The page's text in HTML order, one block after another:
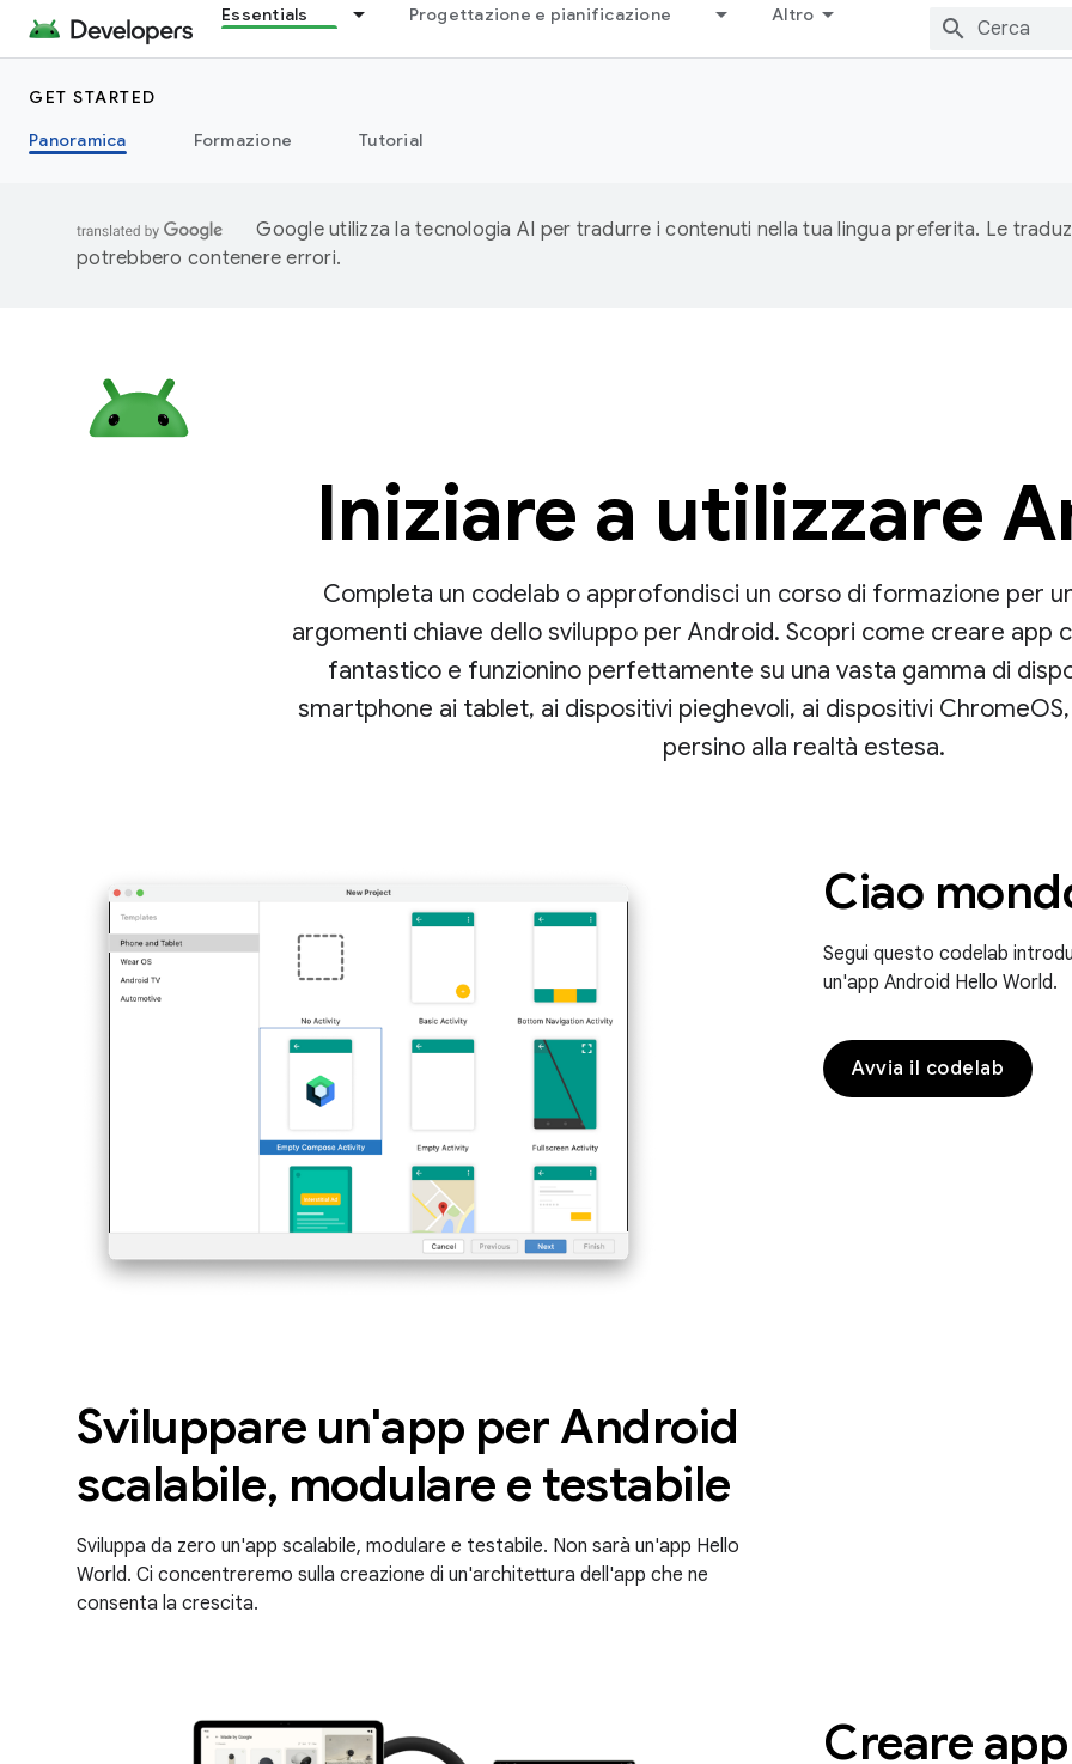
Essentials Progettazione e pianificazione Altro
GET STARTED
Panoramica
Formazione Tutorial
Google utilizza la tecnologia AI per tradurre i contenuti nella tua lingua preferita. Le
potrebbero contenere errori.
Iniziare a utilizzare
Completa un codelab o approfondisci un corso di formazione per
argomenti chiave dello sviluppo per Android. Scopri come creare app
fantastico e funzionino perfettamente su una vasta gamma di
smartphone ai tablet, ai dispositivi pieghevoli, ai dispositivi
persino alla realtà estesa.
Ciao
Segui questo codelab
un'app Android Hello World.
Avvia il codelab
Sviluppare un'app per Android
scalabile, modulare e testabile
Sviluppa da zero un'app scalabile, modulare e testabile. Non sarà un'app Hello
World. Ci concentreremo sulla creazione di un'architettura dell'app che ne
consenta la crescita.
Creare